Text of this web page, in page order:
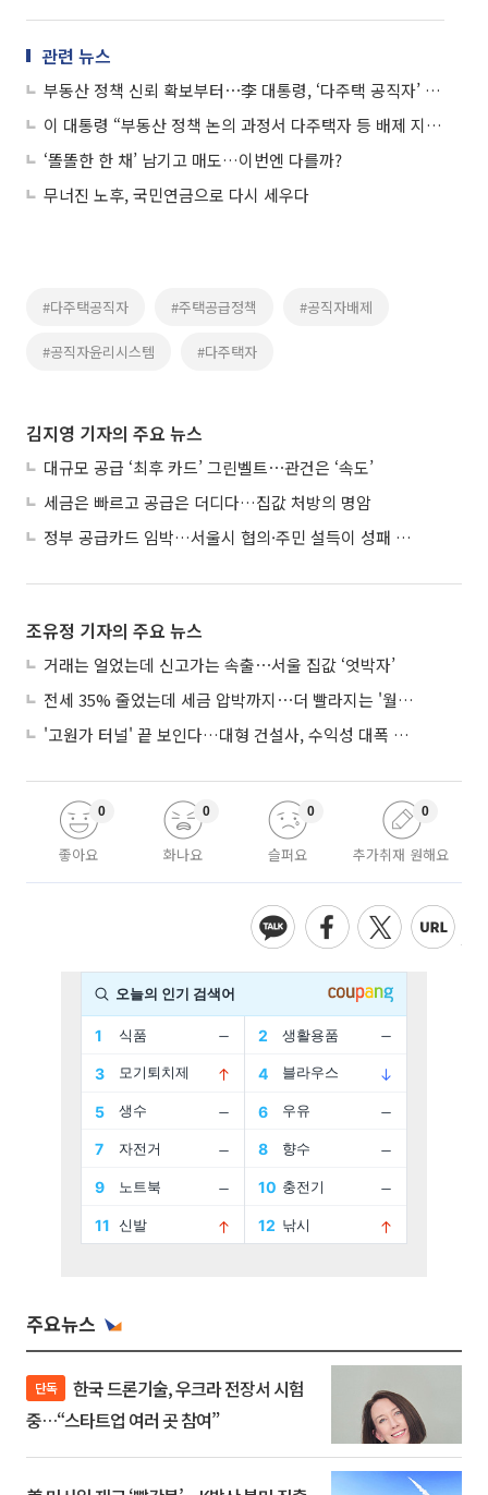
관련 뉴스
부동산 정책 신뢰 확보부터⋯李 대통령, ‘다주택 공직자’ 배제 지시
이 대통령 “부동산 정책 논의 과정서 다주택자 등 배제 지시”
‘똘똘한 한 채’ 남기고 매도…이번엔 다를까?
무너진 노후, 국민연금으로 다시 세우다
#다주택공직자 #주택공급정책 #공직자배제
#공직자윤리시스템 #다주택자
김지영 기자의 주요 뉴스
대규모 공급 ‘최후 카드’ 그린벨트⋯관건은 ‘속도’
세금은 빠르고 공급은 더디다…집값 처방의 명암
정부 공급카드 임박…서울시 협의·주민 설득이 성패 가른다
조유정 기자의 주요 뉴스
거래는 얼었는데 신고가는 속출⋯서울 집값 ‘엇박자’
전세 35% 줄었는데 세금 압박까지⋯더 빨라지는 '월세화'
'고원가 터널' 끝 보인다…대형 건설사, 수익성 대폭 개선
좋아요
0
화나요
0
슬퍼요
0
추가취재 원해요
0
주요뉴스
단독
중…“스타트업 여러 곳 참여”